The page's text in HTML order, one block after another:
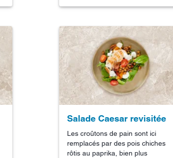
Salade Caesar revisitée
Les croûtons de pain sont ici
remplacés par des pois chiches
rôtis au paprika, bien plus